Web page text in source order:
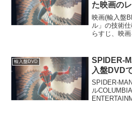
た映画の
映画(輸入盤
ル」の技術
らすじ、映
輸入盤DVD
SPIDER-
入盤DVD
SPIDER-
ル
間121分監
グワイア、